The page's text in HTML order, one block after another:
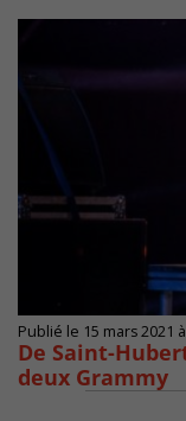
Publié le 15 mars 2021
De Saint-
deux Grammy